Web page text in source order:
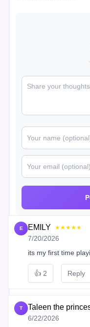
E EMILY ★★★★★
7/20/2026
its my first time
👍 2 Reply
T Taleen the
6/22/2026